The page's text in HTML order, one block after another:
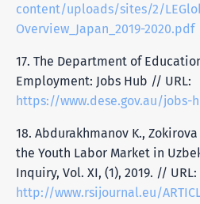
content/uploads/sites/2/
Overview_Japan_2019-2020.pdf
17. The Department of
Employment: Jobs Hub // URL:
https://www.dese.gov.au/jobs-
18. Abdurakhmanov K.,
the Youth Labor Market in
Inquiry, Vol. XI, (1), 2019. // URL:
http://www.rsijournal.eu/